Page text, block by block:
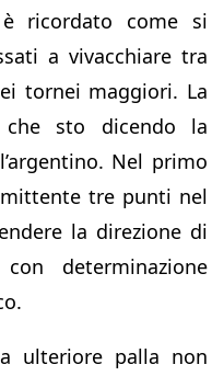
ricordato come si
a vivacchiare tra
tornei maggiori. La
che sto dicendo la
Nel primo
tre punti nel
la direzione di
determinazione
ulteriore palla non